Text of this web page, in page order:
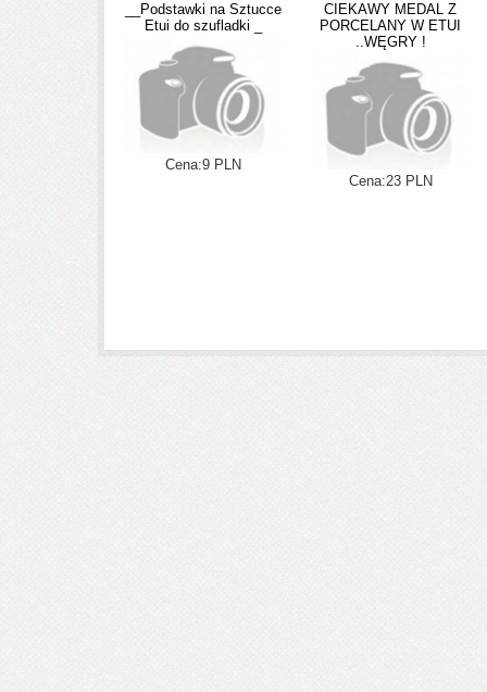
__Podstawki na Sztucce
Etui do szufladki _
Cena:9 PLN
CIEKAWY MEDAL Z
PORCELANY W ETUI
..WĘGRY !
Cena:23 PLN